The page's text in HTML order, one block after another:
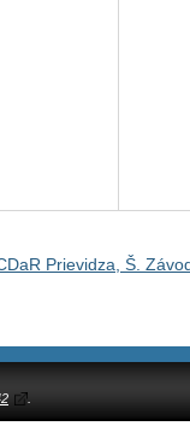
Prievidza, Š.